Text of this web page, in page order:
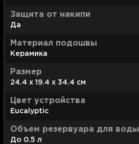
Защита от накипи
Да
Материал подошвы
Керамика
Размер
24.4 х 19.4 х 34.4 см
Цвет устройства
Eucalyptic
Объем резервуара для воды
До 0.5 л